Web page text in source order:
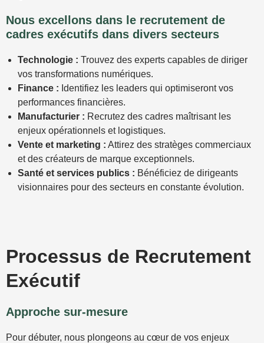
Nous excellons dans le recrutement de
cadres exécutifs dans divers secteurs
Technologie : Trouvez des experts capables de diriger
vos transformations numériques.
Finance : Identifiez les leaders qui optimiseront vos
performances financières.
Manufacturier : Recrutez des cadres maîtrisant les
enjeux opérationnels et logistiques.
Vente et marketing : Attirez des stratèges commerciaux
et des créateurs de marque exceptionnels.
Santé et services publics : Bénéficiez de dirigeants
visionnaires pour des secteurs en constante évolution.
Processus de Recrutement
Exécutif
Approche sur-mesure
Pour débuter, nous plongeons au cœur de vos enjeux